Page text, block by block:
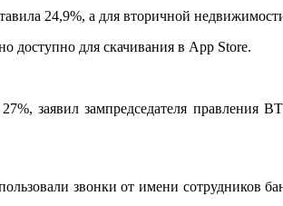
24,9%, а для вторичной
доступно для скачивания в App Store.
заявил зампредседателя правления
звонки от имени сотрудников